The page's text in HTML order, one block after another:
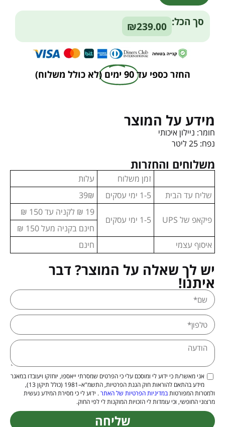
Alternative:
סך הכל: ₪239.00
החזר כספי עד 90 ימים (לא כולל משלוח)
מידע על המוצר
חומר: ניילון איכותי
נפח: 25 ליטר
משלוחים והחזרות
זמן משלוח
עלות
שליח עד הבית
1-5 ימי עסקים 39₪
פיקאפ של UPS 1-5 ימי עסקים
19 ₪ לקניה עד 150 ₪
חינם בקניה מעל 150 ₪
איסוף עצמי
חינם
יש לך שאלה על המוצר? דבר
איתנו!
אני מאשר/ת כי ידוע לי ומוסכם עלי כי הפרטים שמסרתי ייאספו, יוחזקו ויעובדו במאגר
מידע בהתאם להוראות חוק הגנת הפרטיות, התשמ"א–1981 (כולל תיקון 13),
ולמטרות המפורטותבמדיניות הפרטיות של האתר. ידוע לי כי מסירת המידע נעשית
מרצוני החופשי, וכי עומדות לי הזכויות המוקנות לי לפי החוק.
שליחה